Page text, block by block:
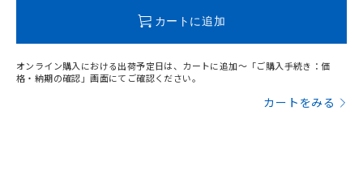
カートに追加
オンライン購入における出荷予定日は、カートに追加～「ご購入手続き：価
格・納期の確認」画面にてご確認ください。
カートをみる